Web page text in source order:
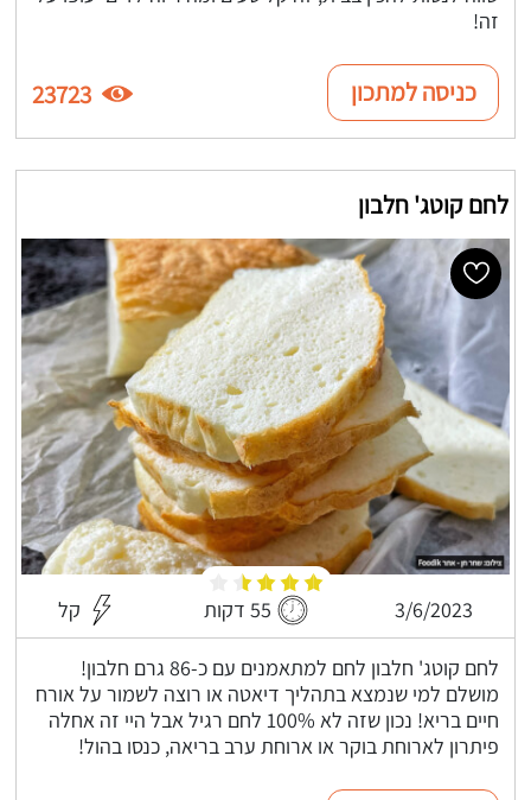
זה!
כניסה למתכון 23723
לחם קוטג' חלבון
3/6/2023 55 דקות קל
לחם קוטג' חלבון לחם למתאמנים עם כ-86 גרם חלבון!
מושלם למי שנמצא בתהליך דיאטה או רוצה לשמור על אורח
חיים בריא! נכון שזה לא 100% לחם רגיל אבל היי זה אחלה
פיתרון לארוחת בוקר או ארוחת ערב בריאה, כנסו בהול!